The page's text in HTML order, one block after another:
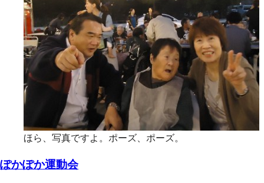
ほら、写真ですよ。ポーズ、ポーズ。
ぽかぽか運動会